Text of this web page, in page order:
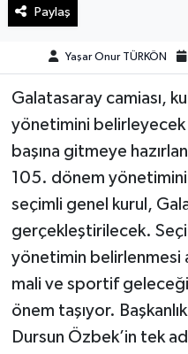
Paylaş
Yaşar Onur TÜRKÖN
Galatasaray camiası,
yönetimini belirleyecek
başına gitmeye
105. dönem
seçimli genel kurul,
gerçekleştirilecek.
yönetimin belirlenmesi
mali ve sportif geleceği
önem taşıyor.
Dursun Özbek’in tek
Spor
SürManşet
Teknoloji
Yaşam
KAHRAMANMARAŞ